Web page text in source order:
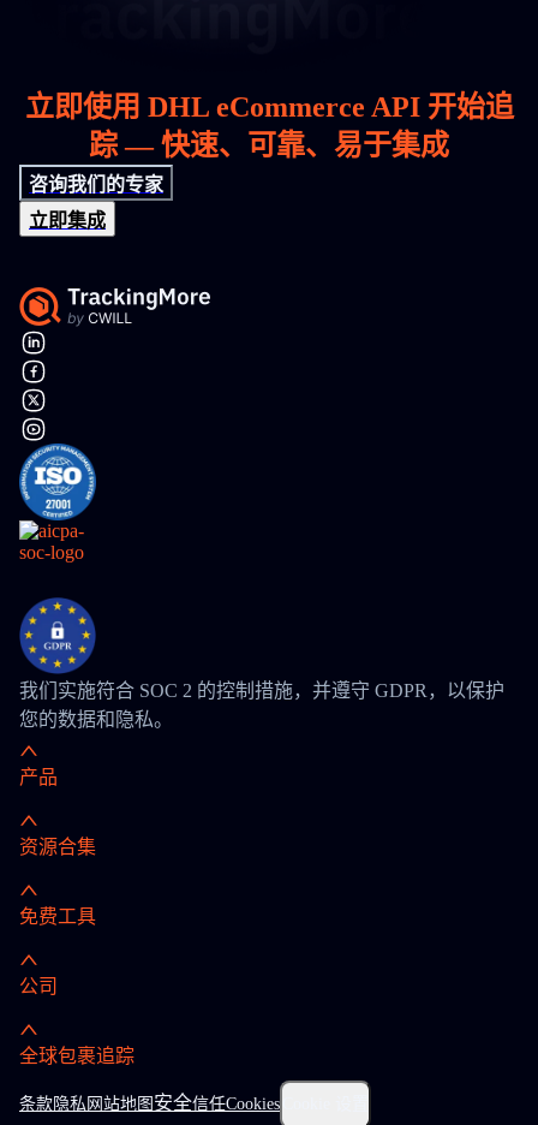
立即使用 DHL eCommerce API 开始追
踪 — 快速、可靠、易于集成
咨询我们的专家
立即集成
我们实施符合 SOC 2 的控制措施，并遵守 GDPR，以保护
您的数据和隐私。
产品
资源合集
免费工具
公司
全球包裹追踪
条款隐私 网站地图 安全信任Cookies